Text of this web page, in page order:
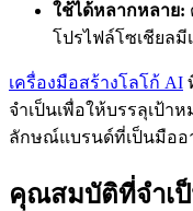
ใช้ได้หลากหลาย:
โปรไฟล์โซเชียลมี
เครื่องมือสร้างโลโก้ AI
จำเป็นเพื่อให้บรรลุเป้
ลักษณ์แบรนด์ที่เป็นมืออ
คุณสมบัติที่จำเป็